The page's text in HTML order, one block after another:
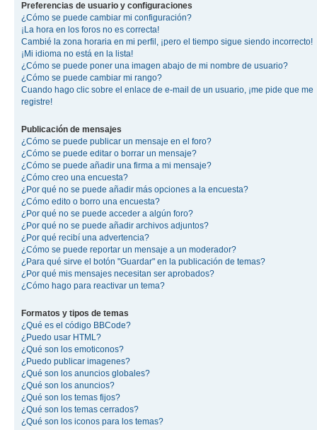
Preferencias de usuario y configuraciones
¿Cómo se puede cambiar mi configuración?
¡La hora en los foros no es correcta!
Cambié la zona horaria en mi perfil, ¡pero el tiempo sigue siendo incorrecto!
¡Mi idioma no está en la lista!
¿Cómo se puede poner una imagen abajo de mi nombre de usuario?
¿Cómo se puede cambiar mi rango?
Cuando hago clic sobre el enlace de e-mail de un usuario, ¡me pide que me
registre!
Publicación de mensajes
¿Cómo se puede publicar un mensaje en el foro?
¿Cómo se puede editar o borrar un mensaje?
¿Cómo se puede añadir una firma a mi mensaje?
¿Cómo creo una encuesta?
¿Por qué no se puede añadir más opciones a la encuesta?
¿Cómo edito o borro una encuesta?
¿Por qué no se puede acceder a algún foro?
¿Por qué no se puede añadir archivos adjuntos?
¿Por qué recibí una advertencia?
¿Cómo se puede reportar un mensaje a un moderador?
¿Para qué sirve el botón "Guardar" en la publicación de temas?
¿Por qué mis mensajes necesitan ser aprobados?
¿Cómo hago para reactivar un tema?
Formatos y tipos de temas
¿Qué es el código BBCode?
¿Puedo usar HTML?
¿Qué son los emoticonos?
¿Puedo publicar imagenes?
¿Qué son los anuncios globales?
¿Qué son los anuncios?
¿Qué son los temas fijos?
¿Qué son los temas cerrados?
¿Qué son los iconos para los temas?